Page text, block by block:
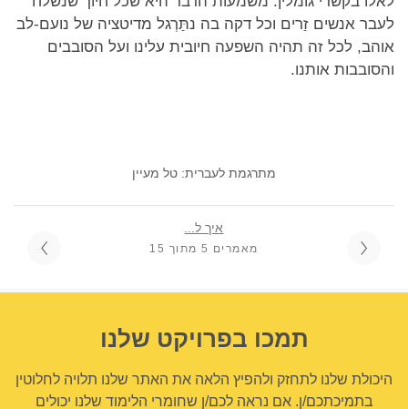
לעבר אנשים זַרים וכל דקה בה נתַּרְגל מדיטציה של נועם-לב
אוהב, לכל זה תהיה השפעה חיובית עלינו ועל הסובבים
והסובבות אותנו.
מתרגמת לעברית: טל מעיין
איך ל...
מאמרים 5 מתוך 15
תמכו בפרויקט שלנו
היכולת שלנו לתחזק ולהפיץ הלאה את האתר שלנו תלויה לחלוטין
בתמיכתכם/ן. אם נראה לכם/ן שחומרי הלימוד שלנו יכולים